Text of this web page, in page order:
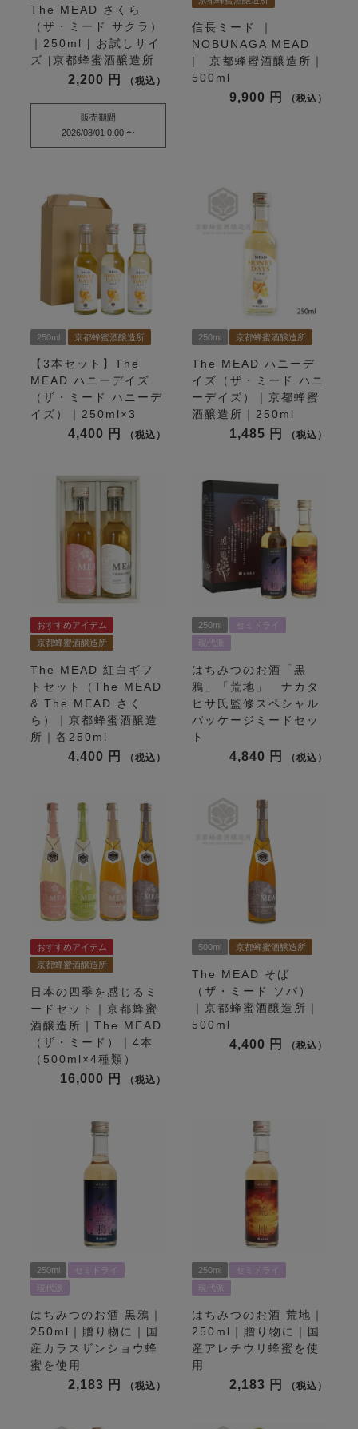
The MEAD さくら
（ザ・ミード サクラ）
｜250ml | お試しサイ
ズ |京都蜂蜜酒醸造所
2,200 税込
販売期間
2026/08/01 0:00 〜
信長ミード ｜
NOBUNAGA MEAD
| 京都蜂蜜酒醸造所｜
500ml
9,900 税込
250ml 京都蜂蜜酒醸造所
【3本セット】The
MEAD ハニーデイズ
（ザ・ミード ハニーデ
イズ）｜250ml×3
4,400 税込
250ml 京都蜂蜜酒醸造所
The MEAD ハニーデ
イズ（ザ・ミード ハニ
ーデイズ）｜京都蜂蜜
酒醸造所｜250ml
1,485 税込
おすすめアイテム
京都蜂蜜酒醸造所
The MEAD 紅白ギフ
トセット（The MEAD
& The MEAD さく
ら）｜京都蜂蜜酒醸造
所｜各250ml
4,400 税込
250ml
セミドライ
現代派
はちみつのお酒「黒
鴉」「荒地」 ナカタ
ヒサ氏監修スペシャル
パッケージミードセッ
ト
4,840 税込
おすすめアイテム
京都蜂蜜酒醸造所
日本の四季を感じるミ
ードセット｜京都蜂蜜
酒醸造所｜The MEAD
（ザ・ミード）｜4本
（500ml×4種類）
16,000 税込
500ml 京都蜂蜜酒醸造所
The MEAD そば
（ザ・ミード ソバ）
｜京都蜂蜜酒醸造所｜
500ml
4,400 税込
250ml
セミドライ
現代派
はちみつのお酒 黒鴉｜
250ml｜贈り物に｜国
産カラスザンショウ蜂
蜜を使用
2,183 税込
250ml
セミドライ
現代派
はちみつのお酒 荒地｜
250ml｜贈り物に｜国
産アレチウリ蜂蜜を使
用
2,183 税込